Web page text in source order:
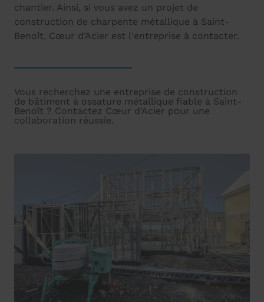
chantier. Ainsi, si vous avez un projet de
construction de charpente métallique à Saint-
Benoît, Cœur d'Acier est l'entreprise à contacter.
Vous recherchez une entreprise de construction
de bâtiment à ossature métallique fiable à Saint-
Benoît ? Contactez Cœur d'Acier pour une
collaboration réussie.